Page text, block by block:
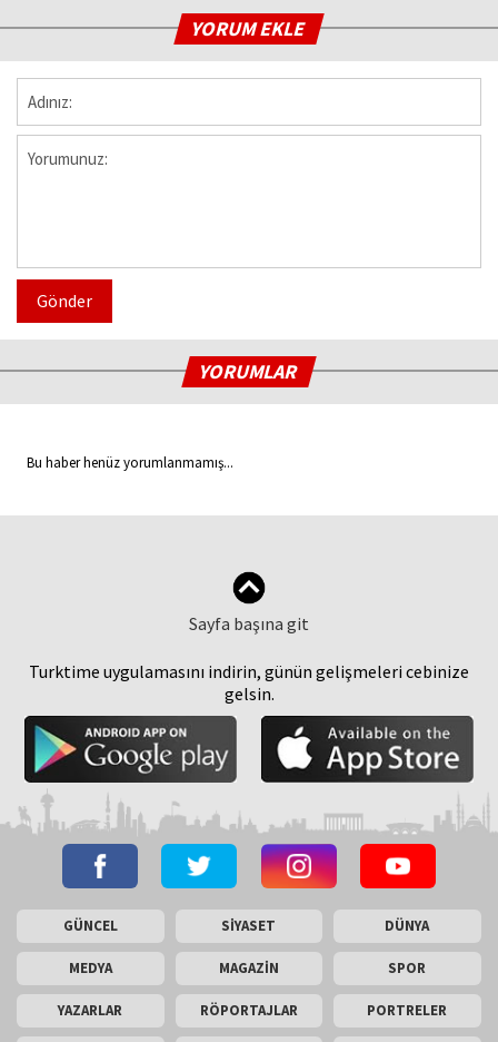
YORUM EKLE
Gönder
YORUMLAR
Bu haber henüz yorumlanmamış...
Sayfa başına git
Turktime uygulamasını indirin, günün gelişmeleri cebinize
gelsin.
GÜNCEL SİYASET DÜNYA
MEDYA MAGAZİN SPOR
YAZARLAR RÖPORTAJLAR PORTRELER